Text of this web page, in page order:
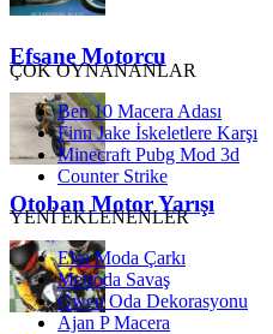
Efsane Motorcu
Otoban Motor Yarışı
ÇOK OYNANANLAR
Ben 10 Macera Adası
Finn Jake İskeletlere Karşı
Minecraft Pubg Mod 3d
Counter Strike
YENİ EKLENENLER
Elsa Moda Çarkı
Metroda Savaş
Gwen Oda Dekorasyonu
Ajan P Macera